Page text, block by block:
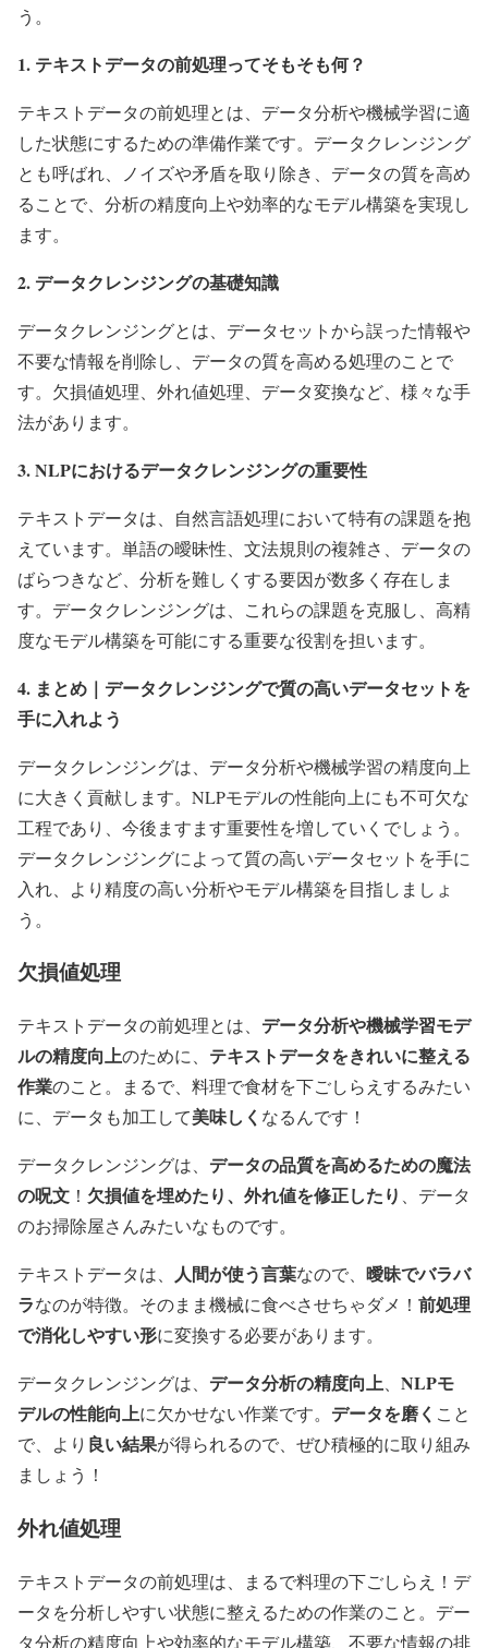
う。
1. テキストデータの前処理ってそもそも何？
テキストデータの前処理とは、データ分析や機械学習に適
した状態にするための準備作業です。データクレンジング
とも呼ばれ、ノイズや矛盾を取り除き、データの質を高め
ることで、分析の精度向上や効率的なモデル構築を実現し
ます。
2. データクレンジングの基礎知識
データクレンジングとは、データセットから誤った情報や
不要な情報を削除し、データの質を高める処理のことで
す。欠損値処理、外れ値処理、データ変換など、様々な手
法があります。
3. NLPにおけるデータクレンジングの重要性
テキストデータは、自然言語処理において特有の課題を抱
えています。単語の曖昧性、文法規則の複雑さ、データの
ばらつきなど、分析を難しくする要因が数多く存在しま
す。データクレンジングは、これらの課題を克服し、高精
度なモデル構築を可能にする重要な役割を担います。
4. まとめ｜データクレンジングで質の高いデータセットを
手に入れよう
データクレンジングは、データ分析や機械学習の精度向上
に大きく貢献します。NLPモデルの性能向上にも不可欠な
工程であり、今後ますます重要性を増していくでしょう。
データクレンジングによって質の高いデータセットを手に
入れ、より精度の高い分析やモデル構築を目指しましょ
う。
欠損値処理
テキストデータの前処理とは、 データ分析や機械学習モデ
ルの精度向上のために、 テキストデータをきれいに整える
作業のこと。まるで、料理で食材を下ごしらえするみたい
に、データも加工して美味しく なるんです！
データクレンジングは、 データの品質を高めるための魔法
の呪文 ！ 欠損値を埋めたり、外れ値を修正したり
、データ
のお掃除屋さんみたいなものです。
テキストデータは、 人間が使う言葉なので、 曖昧でバラバ
ラなのが特徴。そのまま機械に食べさせちゃダメ！ 前処理
で消化しやすい形に変換する必要があります。
データクレンジングは、 データ分析の精度向上
NLPモ
デルの性能向上に欠かせない作業です。 データを磨く こと
で、より 良い結果が得られるので、ぜひ積極的に取り組み
ましょう！
外れ値処理
テキストデータの前処理は、まるで料理の下ごしらえ！デ
ータを分析しやすい状態に整えるための作業のこと。デー
タ分析の精度向上や効率的なモデル構築、不要な情報の排